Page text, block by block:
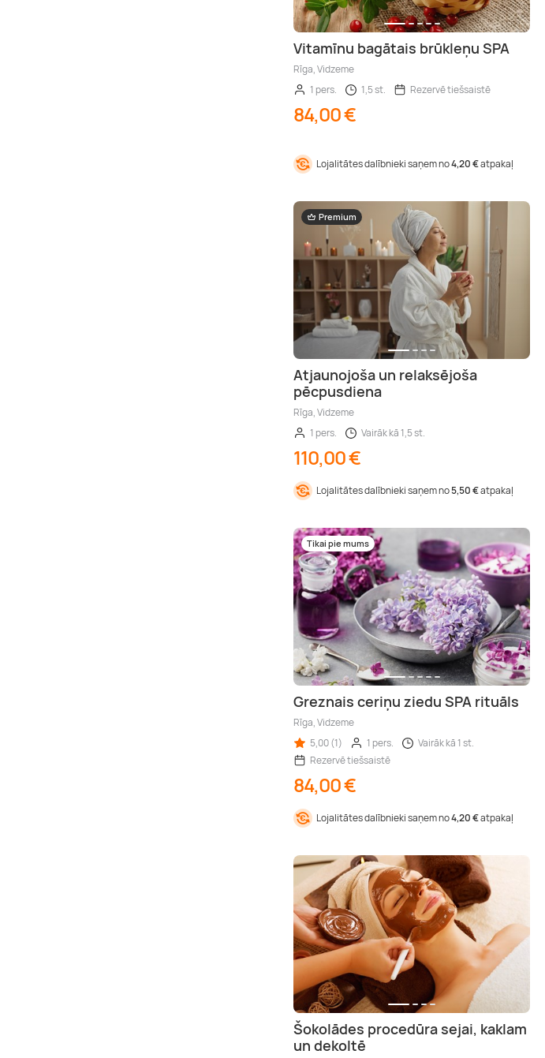
Vitamīnu bagātais brūkleņu SPA
Rīga, Vidzeme
1 pers.
1,5 st. Rezervē tiešsaistē
84,00 €
Lojalitātes dalībnieki saņem no4,20 €atpakaļ
Premium
Atjaunojoša un relaksējoša
pēcpusdiena
Rīga, Vidzeme
1 pers.
Vairāk kā 1,5 st.
110,00 €
Lojalitātes dalībnieki saņem no5,50 €atpakaļ
Tikai pie mums
Greznais ceriņu ziedu SPA rituāls
Rīga, Vidzeme
5,00 (1)
1 pers.
Vairāk kā 1 st.
Rezervē tiešsaistē
84,00 €
Lojalitātes dalībnieki saņem no4,20 €atpakaļ
Šokolādes procedūra sejai, kaklam
un dekoltē